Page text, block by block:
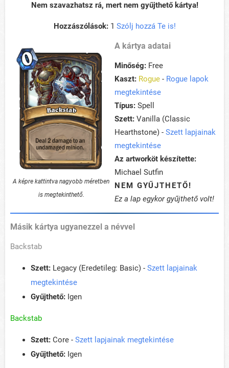
Nem szavazhatsz rá, mert nem gyűjthető kártya!
Hozzászólások:1 Szólj hozzá Te is!
A képre kattintva nagyobb méretben
is megtekinthető.
A kártya adatai
Minőség: Free
Kaszt: Rogue - Rogue lapok
megtekintése
Típus: Spell
Szett: Vanilla (Classic
Hearthstone) - Szett lapjainak
megtekintése
Az artworköt készítette:
Michael Sutfin
NEM GYŰJTHETŐ!
Ez a lap egykor gyűjthető volt!
Másik kártya ugyanezzel a névvel
Backstab
Szett: Legacy (Eredetileg: Basic) - Szett lapjainak
megtekintése
Gyűjthető: Igen
Backstab
Szett: Core - Szett lapjainak megtekintése
Gyűjthető: Igen